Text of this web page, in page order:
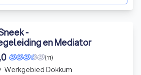
-
en Mediator
(11)
Werkgebied Dokkum